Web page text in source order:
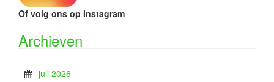
Of volg ons op Instagram
Archieven
juli 2026